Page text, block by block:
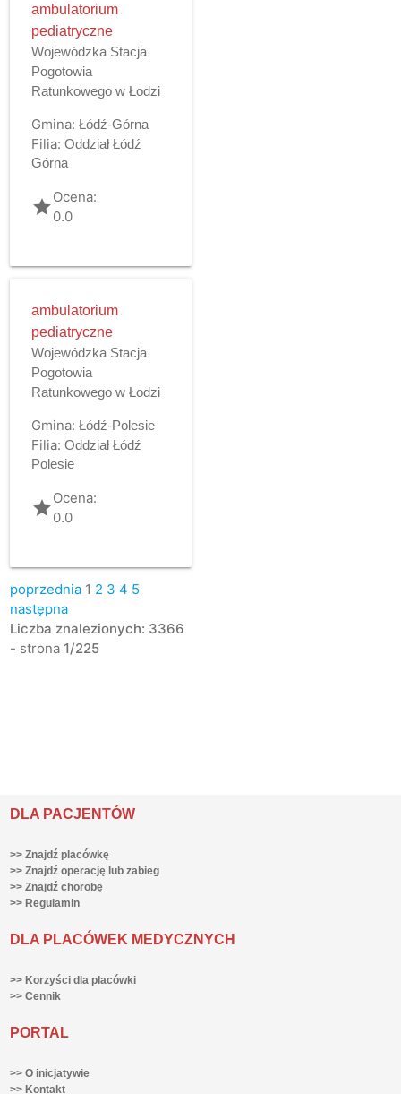
ambulatorium
pediatryczne
Wojewódzka Stacja
Pogotowia
Ratunkowego w Łodzi
Gmina: Łódź-Górna
Filia: Oddział Łódź
Górna
gradeOcena:
0.0
ambulatorium
pediatryczne
Wojewódzka Stacja
Pogotowia
Ratunkowego w Łodzi
Gmina: Łódź-Polesie
Filia: Oddział Łódź
Polesie
gradeOcena:
0.0
poprzednia 1 2 3 4 5
następna
Liczba znalezionych: 3366
- strona 1/225
DLA PACJENTÓW
>> Znajdź placówkę
>> Znajdź operację lub zabieg
>> Znajdź chorobę
>> Regulamin
DLA PLACÓWEK MEDYCZNYCH
>> Korzyści dla placówki
>> Cennik
PORTAL
>> O inicjatywie
>> Kontakt